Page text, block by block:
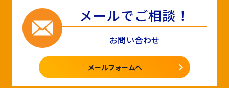
メールでご相談！
お問い合わせ
メールフォームへ